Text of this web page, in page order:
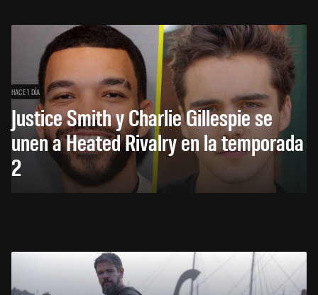
HACE 1 DÍA
Justice Smith y Charlie Gillespie se
unen a Heated Rivalry en la temporada
2